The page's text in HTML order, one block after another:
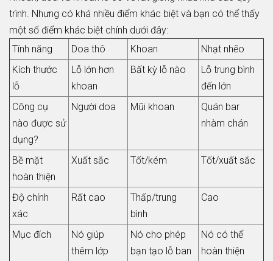
trình. Nhưng có khá nhiều điểm khác biệt và bạn có thể thấy
một số điểm khác biệt chính dưới đây:
Tính năng
Doa thô Khoan
Nhạt nhẽo
Kích thước
lỗ
Lỗ lớn hơn
khoan
Bất kỳ lỗ nào
Lỗ trung bình
đến lớn
Công cụ
nào được sử
dụng?
Người doa Mũi khoan
Quán bar
nhàm chán
Bề mặt
hoàn thiện
Xuất sắc Tốt/kém Tốt/xuất sắc
Độ chính
xác
Rất cao
Thấp/trung
bình
Cao
Mục đích
Nó giúp
thêm lớp
Nó cho phép
bạn tạo lỗ ban
Nó có thể
hoàn thiện